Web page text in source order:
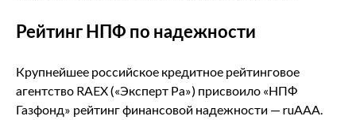
Рейтинг НПФ по надежности
Крупнейшее российское кредитное рейтинговое
агентство RAEX («Эксперт Ра») присвоило «НПФ
Газфонд» рейтинг финансовой надежности — ruAAА.